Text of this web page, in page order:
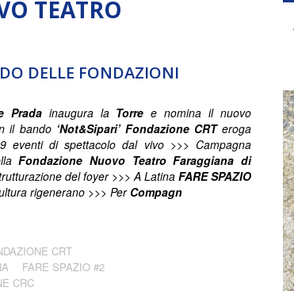
TEATRO
DELLE FONDAZIONI
Prada inaugura la Torree nomina il nuovo
il bando ‘Not&Sipari’ Fondazione CRT eroga
eventi di spettacolo dal vivo >>> Campagna
Fondazione Nuovo Teatro Faraggiana di
del foyer >>> A Latina FARE SPAZIO
rigenerano >>> Per Compagn
CRT
FARE SPAZIO #2
CRC